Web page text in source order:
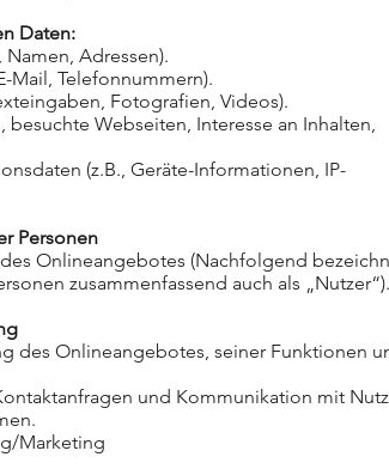
Daten:
Namen, Adressen).
Mail, Telefonnummern).
Fotografien, Videos).
besuchte Webseiten, Interesse an Inhalten,
(z.B., Geräte-Informationen, IP-
Personen
Onlineangebotes (Nachfolgend
zusammenfassend auch als „Nutzer“).
des Onlineangebotes, seiner Funktionen
und Kommunikation mit
Marketing